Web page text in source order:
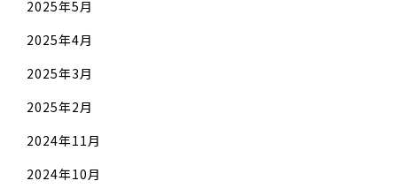
2025年5月
2025年4月
2025年3月
2025年2月
2024年11月
2024年10月